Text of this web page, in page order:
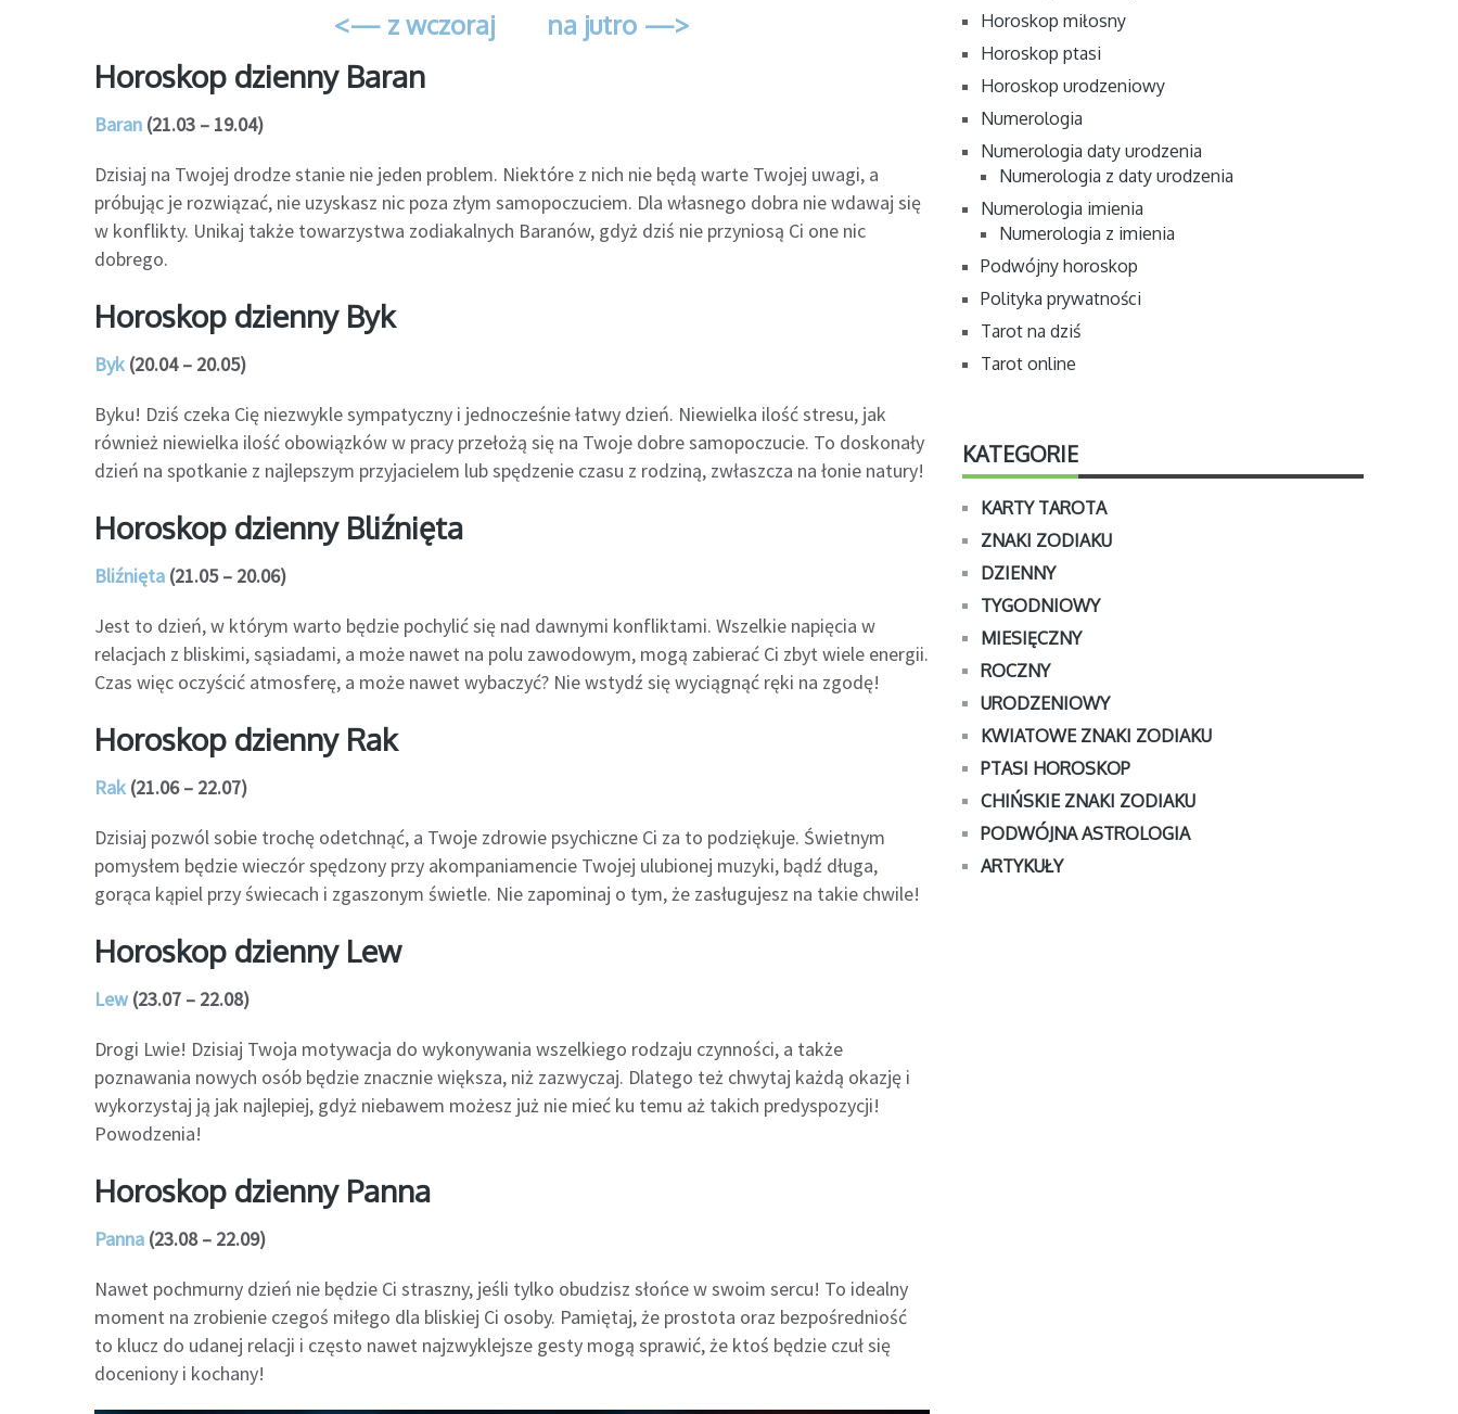
<— z wczoraj na jutro —>
Horoskop dzienny Baran
Baran (21.03 – 19.04)
Dzisiaj na Twojej drodze stanie nie jeden problem. Niektóre z nich nie będą warte Twojej uwagi, a
próbując je rozwiązać, nie uzyskasz nic poza złym samopoczuciem. Dla własnego dobra nie wdawaj się
w konflikty. Unikaj także towarzystwa zodiakalnych Baranów, gdyż dziś nie przyniosą Ci one nic
dobrego.
Horoskop dzienny Byk
Byk (20.04 – 20.05)
Byku! Dziś czeka Cię niezwykle sympatyczny i jednocześnie łatwy dzień. Niewielka ilość stresu, jak
również niewielka ilość obowiązków w pracy przełożą się na Twoje dobre samopoczucie. To doskonały
dzień na spotkanie z najlepszym przyjacielem lub spędzenie czasu z rodziną, zwłaszcza na łonie natury!
Horoskop dzienny Bliźnięta
Bliźnięta (21.05 – 20.06)
Jest to dzień, w którym warto będzie pochylić się nad dawnymi konfliktami. Wszelkie napięcia w
relacjach z bliskimi, sąsiadami, a może nawet na polu zawodowym, mogą zabierać Ci zbyt wiele energii.
Czas więc oczyścić atmosferę, a może nawet wybaczyć? Nie wstydź się wyciągnąć ręki na zgodę!
Horoskop dzienny Rak
Rak (21.06 – 22.07)
Dzisiaj pozwól sobie trochę odetchnąć, a Twoje zdrowie psychiczne Ci za to podziękuje. Świetnym
pomysłem będzie wieczór spędzony przy akompaniamencie Twojej ulubionej muzyki, bądź długa,
gorąca kąpiel przy świecach i zgaszonym świetle. Nie zapominaj o tym, że zasługujesz na takie chwile!
Horoskop dzienny Lew
Lew (23.07 – 22.08)
Drogi Lwie! Dzisiaj Twoja motywacja do wykonywania wszelkiego rodzaju czynności, a także
poznawania nowych osób będzie znacznie większa, niż zazwyczaj. Dlatego też chwytaj każdą okazję i
wykorzystaj ją jak najlepiej, gdyż niebawem możesz już nie mieć ku temu aż takich predyspozycji!
Powodzenia!
Horoskop dzienny Panna
Panna (23.08 – 22.09)
Nawet pochmurny dzień nie będzie Ci straszny, jeśli tylko obudzisz słońce w swoim sercu! To idealny
moment na zrobienie czegoś miłego dla bliskiej Ci osoby. Pamiętaj, że prostota oraz bezpośredniość
to klucz do udanej relacji i często nawet najzwyklejsze gesty mogą sprawić, że ktoś będzie czuł się
doceniony i kochany!
Horoskop miłosny
Horoskop ptasi
Horoskop urodzeniowy
Numerologia
Numerologia daty urodzenia
Numerologia z daty urodzenia
Numerologia imienia
Numerologia z imienia
Podwójny horoskop
Polityka prywatności
Tarot na dziś
Tarot online
KATEGORIE
KARTY TAROTA
ZNAKI ZODIAKU
DZIENNY
TYGODNIOWY
MIESIĘCZNY
ROCZNY
URODZENIOWY
KWIATOWE ZNAKI ZODIAKU
PTASI HOROSKOP
CHIŃSKIE ZNAKI ZODIAKU
PODWÓJNA ASTROLOGIA
ARTYKUŁY